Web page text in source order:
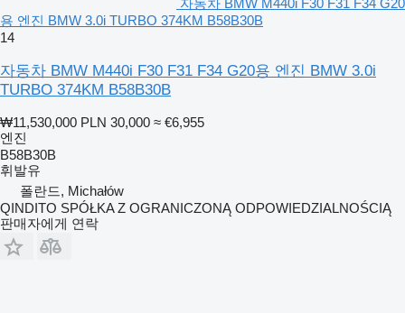
용 엔진 BMW 3.0i TURBO 374KM B58B30B
14
자동차 BMW M440i F30 F31 F34 G20용 엔진 BMW 3.0i
TURBO 374KM B58B30B
₩11,530,000 PLN 30,000 ≈ €6,955
엔진
B58B30B
휘발유
폴란드, Michałów
QINDITO SPÓŁKA Z OGRANICZONĄ ODPOWIEDZIALNOŚCIĄ
판매자에게 연락